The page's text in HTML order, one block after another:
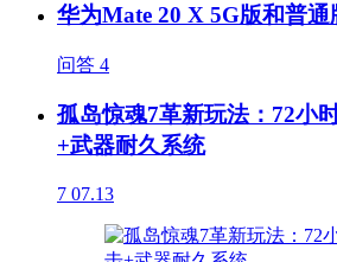
华为Mate 20 X 5G版和普通
问答 4
孤岛惊魂7革新玩法：72小
+武器耐久系统
7 07.13